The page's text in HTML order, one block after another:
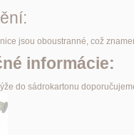
jsou oboustranné, což
informácie:
do sádrokartonu